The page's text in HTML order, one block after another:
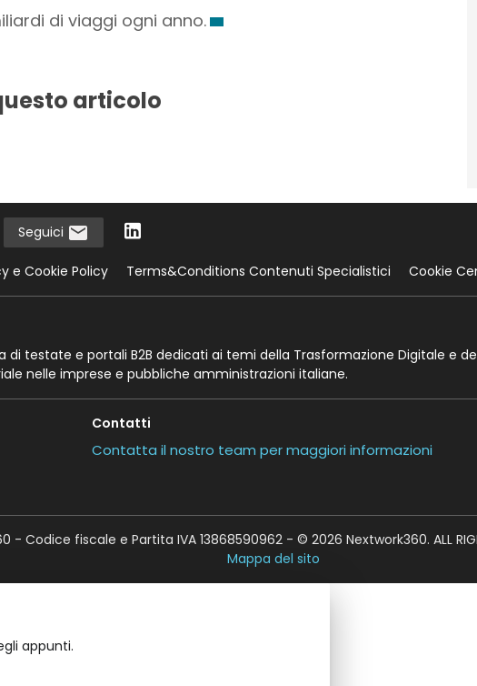
di viaggi ogni anno.
articolo
Seguici
e Cookie Policy Terms&Conditions Contenuti Specialistici Cookie
di testate e portali B2B dedicati ai temi della Trasformazione Digitale e
nelle imprese e pubbliche amministrazioni italiane.
Contatti
Contatta il nostro team per maggiori informazioni
- Codice fiscale e Partita IVA 13868590962 - © 2026 Nextwork360. ALL
Mappa del sito
appunti.